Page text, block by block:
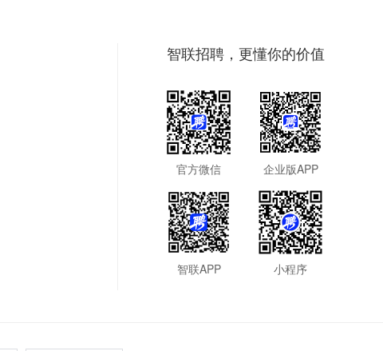
智联招聘，更懂你的价值
官方微信 企业版APP
智联APP 小程序